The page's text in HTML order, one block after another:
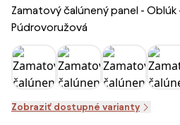
Zamatový čalúnený panel - Oblúk
Púdrovoružová
Zobraziť dostupné varianty